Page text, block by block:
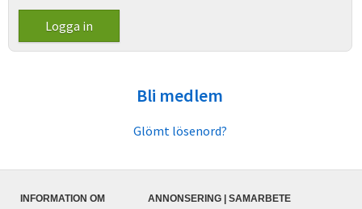
Bli medlem
Glömt lösenord?
INFORMATION OM
ANNONSERING | SAMARBETE